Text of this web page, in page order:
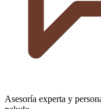
Asesoría experta y